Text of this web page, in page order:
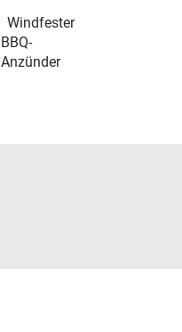
Windfester
BBQ-
Anzünder